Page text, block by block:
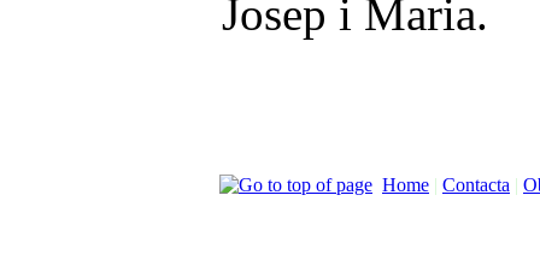
Josep i Maria.
Home | Contacta |